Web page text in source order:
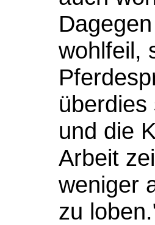
wohlfeil,
und die
Arbeit
weniger
zu